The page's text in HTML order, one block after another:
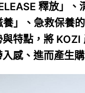
釋放」、
養」、急救保養
特點，將 KOZI
感、進而產生